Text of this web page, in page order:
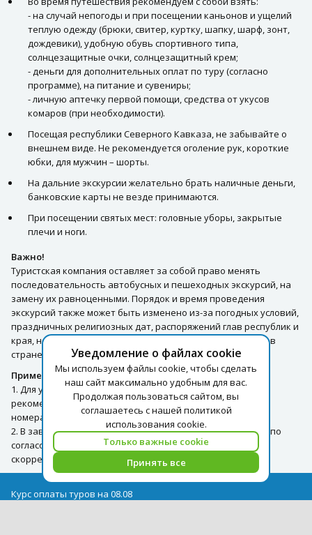
- на случай непогоды и при посещении каньонов и ущелий
теплую одежду (брюки, свитер, куртку, шапку, шарф, зонт,
дождевики), удобную обувь спортивного типа,
солнцезащитные очки, солнцезащитный крем;
- деньги для дополнительных оплат по туру (согласно
программе), на питание и сувениры;
- личную аптечку первой помощи, средства от укусов
комаров (при необходимости).
Посещая республики Северного Кавказа, не забывайте о
внешнем виде. Не рекомендуется оголение рук, короткие
юбки, для мужчин – шорты.
На дальние экскурсии желательно брать наличные деньги,
банковские карты не везде принимаются.
При посещении святых мест: головные уборы, закрытые
плечи и ноги.
Важно!
Туристская компания оставляет за собой право менять
последовательность автобусных и пешеходных экскурсий, на
замену их равноценными. Порядок и время проведения
экскурсий также может быть изменено из-за погодных условий,
праздничных религиозных дат, распоряжений глав республик и
края, неблагоприятной эпидемиологической обстановки в
стране.
Примечание:
1. Для улучшения организации экскурсионной поездки,
рекомендуем при бронировании указывать контактные
номера телефонов Гостей.
2. В зависимости от погодных условий в день экскурсии и по
согласованию с группой маршрут программы может быть
скорректирован.
Уведомление о файлах cookie
Мы используем файлы cookie, чтобы сделать
наш сайт максимально удобным для вас.
Продолжая пользоваться сайтом, вы
соглашаетесь с нашей политикой
использования cookie.
Только важные cookie
Принять все
Курс оплаты туров на 08.08